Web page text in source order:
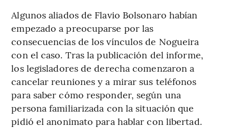
Algunos aliados de Flavio Bolsonaro habían
empezado a preocuparse por las
consecuencias de los vínculos de Nogueira
con el caso. Tras la publicación del informe,
los legisladores de derecha comenzaron a
cancelar reuniones y a mirar sus teléfonos
para saber cómo responder, según una
persona familiarizada con la situación que
pidió el anonimato para hablar con libertad.